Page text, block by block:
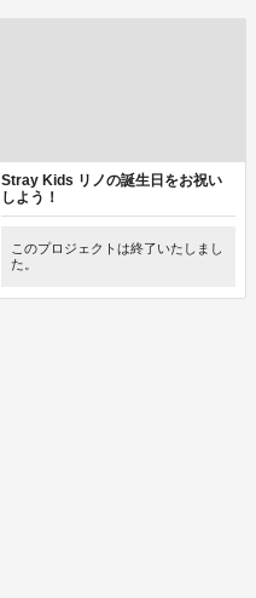
Stray Kids リノの誕生日をお祝い
しよう！
このプロジェクトは終了いたしまし
た。